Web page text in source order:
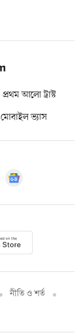
প্রথম আলো ট্রাস্ট
মোবাইল ভ্যাস
নীতি ও শর্ত